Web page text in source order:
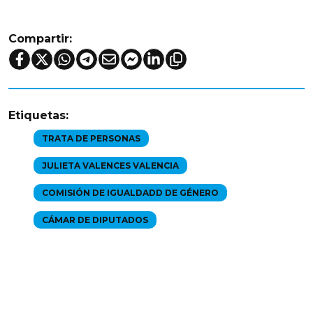
Compartir:
Etiquetas:
TRATA DE PERSONAS
JULIETA VALENCES VALENCIA
COMISIÓN DE IGUALDADD DE GÉNERO
CÁMAR DE DIPUTADOS